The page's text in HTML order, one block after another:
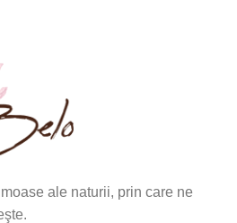
ale naturii, prin care ne